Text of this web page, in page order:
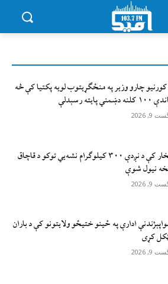
چارو وزیر په منځګړیتوب لویه پکتیا کې څه
دښمني پایته رسېدلې
9, 2026
تخار کې د نږدې ۳۰۰ کیلوګرام نشه‌يي توکو د قاچاق
نیول شوې
9, 2026
ادارې په ځینو ختیځو ولایتونو کې د باران
کړی
9, 2026